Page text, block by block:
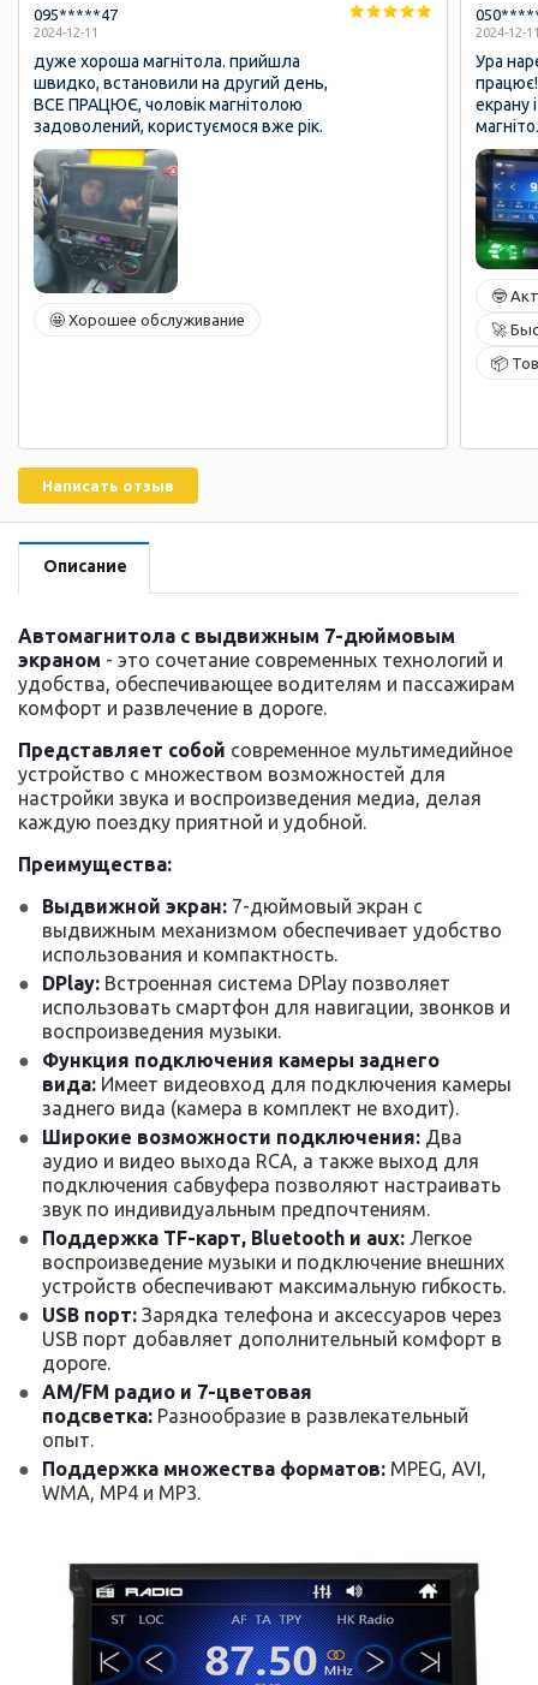
095*****47
2024-12-11
дуже хороша магнітола. прийшла
швидко, встановили на другий день,
ВСЕ ПРАЦЮЄ, чоловік магнітолою
задоволений, користуємося вже рік.
🤩 Хорошее обслуживание
2024-12-
Ура
екрану
🤓
🚀
📦
Написать отзыв
Описание
Автомагнитола с выдвижным 7-дюймовым
экраном - это сочетание современных технологий и
удобства, обеспечивающее водителям и пассажирам
комфорт и развлечение в дороге.
Представляет собой современное мультимедийное
устройство с множеством возможностей для
настройки звука и воспроизведения медиа, делая
каждую поездку приятной и удобной.
Преимущества:
Выдвижной экран: 7-дюймовый экран с
выдвижным механизмом обеспечивает удобство
использования и компактность.
DPlay: Встроенная система DPlay позволяет
использовать смартфон для навигации, звонков и
воспроизведения музыки.
Функция подключения камеры заднего
вида: Имеет видеовход для подключения камеры
заднего вида (камера в комплект не входит).
Широкие возможности подключения: Два
аудио и видео выхода RCA, а также выход для
подключения сабвуфера позволяют настраивать
звук по индивидуальным предпочтениям.
Поддержка TF-карт, Bluetooth и aux: Легкое
воспроизведение музыки и подключение внешних
устройств обеспечивают максимальную гибкость.
USB порт: Зарядка телефона и аксессуаров через
USB порт добавляет дополнительный комфорт в
дороге.
AM/FM радио и 7-цветовая
подсветка: Разнообразие в развлекательный
опыт.
Поддержка множества форматов: MPEG, AVI,
WMA, MP4 и MP3.